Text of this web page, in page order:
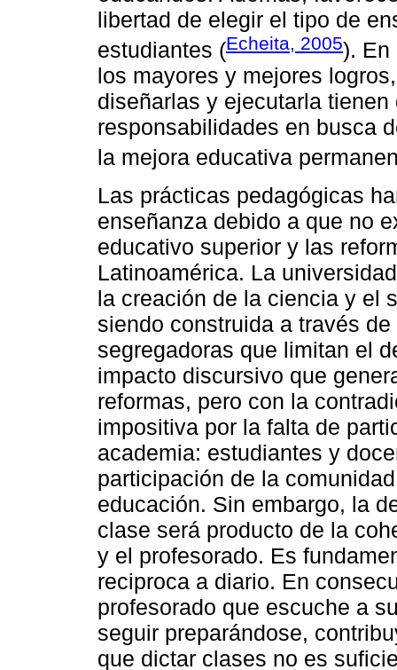
libertad de elegir el tipo de
estudiantes (Echeita, 2005). En
los mayores y mejores
diseñarlas y ejecutarla
responsabilidades en busca
la mejora educativa
Las prácticas pedagógicas
enseñanza debido a que no
educativo superior y las
Latinoamérica. La
la creación de la ciencia y el
siendo construida a través
segregadoras que limitan el
impacto discursivo que
reformas, pero con la
impositiva por la falta de
academia: estudiantes y
participación de la
educación. Sin embargo, la
clase será producto de la
y el profesorado. Es
reciproca a diario. En
profesorado que escuche a
seguir preparándose,
que dictar clases no es